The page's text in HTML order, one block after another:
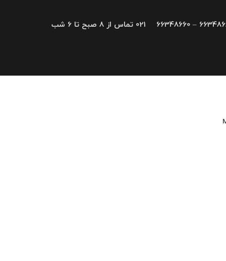
66348680 – 021 تماس از 8 صبح تا 6 شب